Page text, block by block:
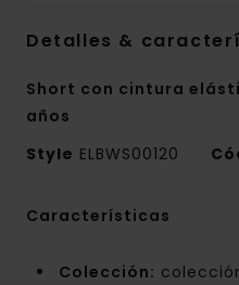
Detalles &
Short con cintura
años
Style ELBWS00120
Características
Colección: